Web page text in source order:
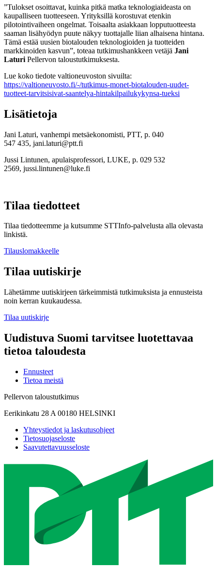
”Tulokset osoittavat, kuinka pitkä matka teknologiaideasta on
kaupalliseen tuotteeseen. Yrityksillä korostuvat etenkin
pilotointivaiheen ongelmat. Toisaalta asiakkaan lopputuotteesta
saaman lisähyödyn puute näkyy tuottajalle liian alhaisena hintana.
Tämä estää uusien biotalouden teknologioiden ja tuotteiden
markkinoiden kasvun”, toteaa tutkimushankkeen vetäjä Jani
Laturi Pellervon taloustutkimuksesta.
Lue koko tiedote valtioneuvoston sivuilta:
https://valtioneuvosto.fi/-/tutkimus-monet-biotalouden-uudet-
tuotteet-tarvitsisivat-saantelya-hintakilpailukykynsa-tueksi
Lisätietoja
Jani Laturi, vanhempi metsäekonomisti, PTT, p. 040
547 435, jani.laturi@ptt.fi
Jussi Lintunen, apulaisprofessori, LUKE, p. 029 532
2569, jussi.lintunen@luke.fi
Tilaa tiedotteet
Tilaa tiedotteemme ja kutsumme STTInfo-palvelusta alla olevasta
linkistä.
Tilauslomakkeelle
Tilaa uutiskirje
Lähetämme uutiskirjeen tärkeimmistä tutkimuksista ja ennusteista
noin kerran kuukaudessa.
Tilaa uutiskirje
Uudistuva Suomi tarvitsee luotettavaa
tietoa taloudesta
Ennusteet
Tietoa meistä
Pellervon taloustutkimus
Eerikinkatu 28 A 00180 HELSINKI
Yhteystiedot ja laskutusohjeet
Tietosuojaseloste
Saavutettavuusseloste